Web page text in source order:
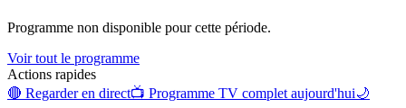
Programme non disponible pour cette période.
Voir tout le programme
Actions rapides
🔴 Regarder en direct📺 Programme TV complet aujourd'hui🌙